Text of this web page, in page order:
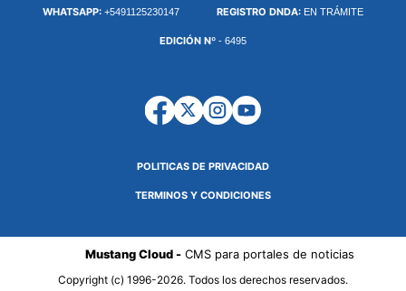
WHATSAPP: +5491125230147 REGISTRO DNDA: EN TRÁMITE
EDICIÓN Nº - 6495
POLITICAS DE PRIVACIDAD
TERMINOS Y CONDICIONES
Mustang Cloud -CMS para portales de noticias
Copyright (c) 1996-2026. Todos los derechos reservados.